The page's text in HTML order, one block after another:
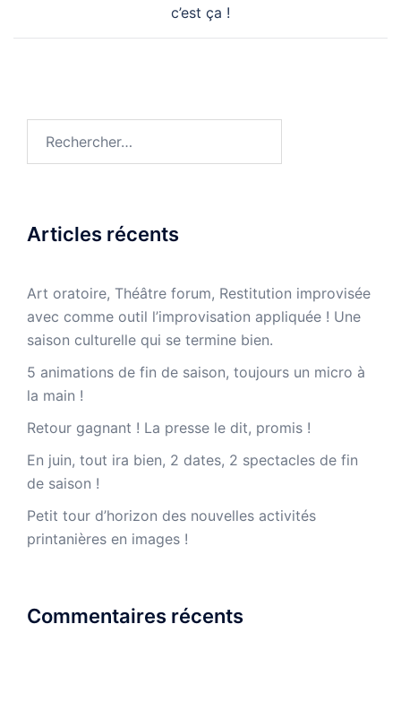
c’est ça !
Articles récents
Art oratoire, Théâtre forum, Restitution improvisée
avec comme outil l’improvisation appliquée ! Une
saison culturelle qui se termine bien.
5 animations de fin de saison, toujours un micro à
la main !
Retour gagnant ! La presse le dit, promis !
En juin, tout ira bien, 2 dates, 2 spectacles de fin
de saison !
Petit tour d’horizon des nouvelles activités
printanières en images !
Commentaires récents